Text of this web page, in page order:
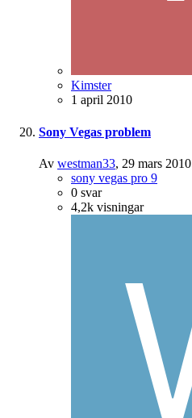
Kimster
1 april 2010
Sony Vegas problem
Av westman33, 29 mars 2010
sony vegas pro 9
0 svar
4,2k visningar